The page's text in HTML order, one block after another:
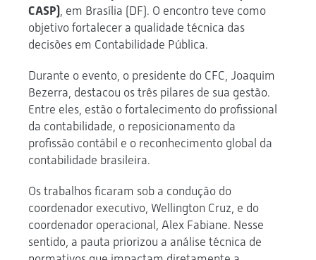
CASP), em Brasília (DF). O encontro teve como
objetivo fortalecer a qualidade técnica das
decisões em Contabilidade Pública.
Durante o evento, o presidente do CFC, Joaquim
Bezerra, destacou os três pilares de sua gestão.
Entre eles, estão o fortalecimento do profissional
da contabilidade, o reposicionamento da
profissão contábil e o reconhecimento global da
contabilidade brasileira.
Os trabalhos ficaram sob a condução do
coordenador executivo, Wellington Cruz, e do
coordenador operacional, Alex Fabiane. Nesse
sentido, a pauta priorizou a análise técnica de